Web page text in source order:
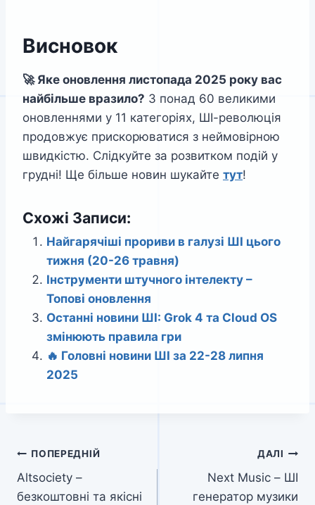
Висновок
🚀 Яке оновлення листопада 2025 року вас
найбільше вразило? З понад 60 великими
оновленнями у 11 категоріях, ШІ-революція
продовжує прискорюватися з неймовірною
швидкістю. Слідкуйте за розвитком подій у
грудні! Ще більше новин шукайте тут!
Схожі Записи:
Найгарячіші прориви в галузі ШІ цього
тижня (20-26 травня)
Інструменти штучного інтелекту –
Топові оновлення
Останні новини ШІ: Grok 4 та Cloud OS
змінюють правила гри
🔥 Головні новини ШІ за 22-28 липня
2025
Навігація
записів
ПОПЕРЕДНІЙ
Altsociety –
безкоштовні та якісні
ДАЛІ
Next Music – ШІ
генератор музики